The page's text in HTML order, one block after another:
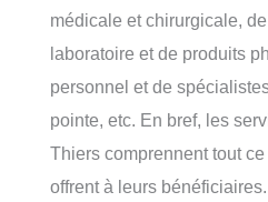
médicale et chirurgicale,
laboratoire et de produits
personnel et de
pointe, etc. En bref, les
Thiers comprennent tout
offrent à leurs